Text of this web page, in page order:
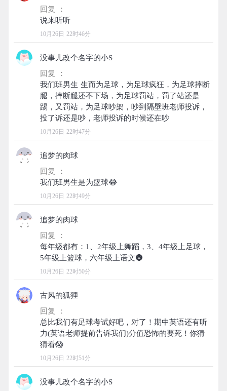
回复 ：
10月26日 22时46分
没事儿改个名字的小S
回复 ：
我们班男生 生而为足球，为足球疯狂，为足球摔断
腿，摔断腿还不下场，为足球罚站，罚了站还是
踢，又罚站，为足球吵架，吵到隔壁班老师投诉，
10月26日 22时47分
追梦的肉球
回复 ：
10月26日 22时49分
追梦的肉球
回复 ：
每年级都有：1、2年级上舞蹈，3、4年级上足球，
10月26日 22时50分
古风的狐狸
回复 ：
总比我们有足球考试好吧，对了！期中英语还有听
力(英语老师提前告诉我们)分值恐怖的要死！你猜
10月26日 22时51分
没事儿改个名字的小S